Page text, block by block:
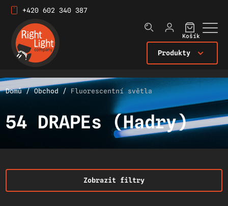
+420 602 340 387
Produkty
Košík
Domů/Obchod/ Fluorescentní světla
54 DRAPEs (Hadry)
Zobrazit filtry